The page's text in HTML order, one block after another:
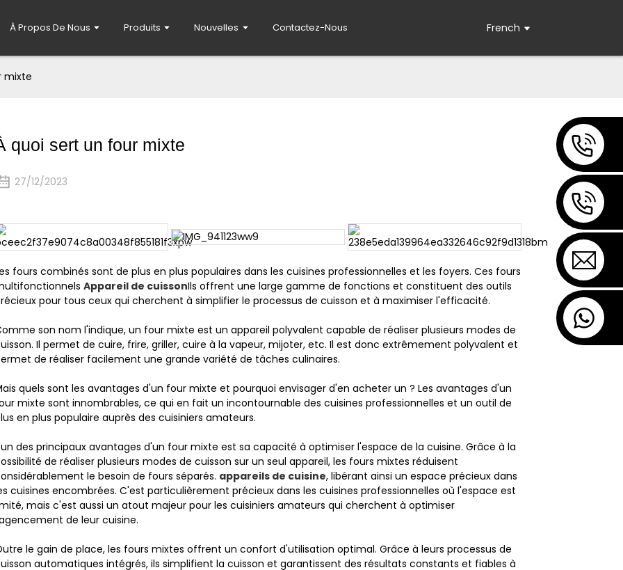
À Propos De Nous Produits Nouvelles Contactez-Nous French
mixte
quoi sert un four mixte
27/12/2023
fours combinés sont de plus en plus populaires dans les cuisines professionnelles et les foyers. Ces fours
Appareil de cuissonIls offrent une large gamme de fonctions et constituent des outils
pour tous ceux qui cherchent à simplifier le processus de cuisson et à maximiser l'efficacité.
son nom l'indique, un four mixte est un appareil polyvalent capable de réaliser plusieurs modes de
Il permet de cuire, frire, griller, cuire à la vapeur, mijoter, etc. Il est donc extrêmement polyvalent et
de réaliser facilement une grande variété de tâches culinaires.
quels sont les avantages d'un four mixte et pourquoi envisager d'en acheter un ? Les avantages d'un
mixte sont innombrables, ce qui en fait un incontournable des cuisines professionnelles et un outil de
en plus populaire auprès des cuisiniers amateurs.
des principaux avantages d'un four mixte est sa capacité à optimiser l'espace de la cuisine. Grâce à la
de réaliser plusieurs modes de cuisson sur un seul appareil, les fours mixtes réduisent
le besoin de fours séparés. appareils de cuisine, libérant ainsi un espace précieux dans
cuisines encombrées. C'est particulièrement précieux dans les cuisines professionnelles où l'espace est
mais c'est aussi un atout majeur pour les cuisiniers amateurs qui cherchent à optimiser
de leur cuisine.
le gain de place, les fours mixtes offrent un confort d'utilisation optimal. Grâce à leurs processus de
automatiques intégrés, ils simplifient la cuisson et garantissent des résultats constants et fiables à